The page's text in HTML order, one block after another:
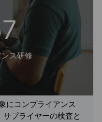
ス研修
にコンプライアンス
プライヤーの検査と